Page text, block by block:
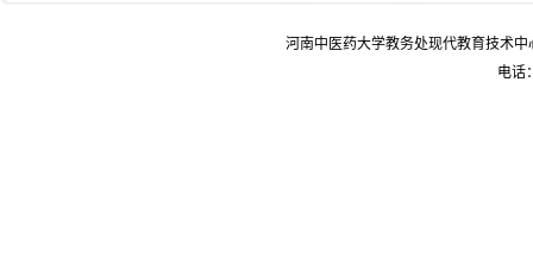
河南中医药大学教务处现代教育技术
电话